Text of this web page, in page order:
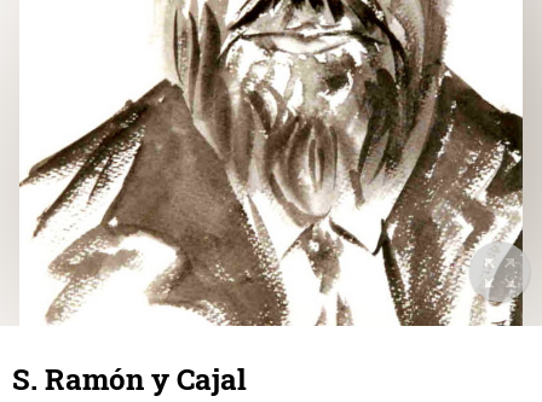
S. Ramón y Cajal